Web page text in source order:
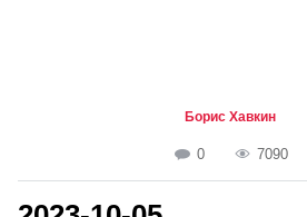
Борис Хавкин
0 7090